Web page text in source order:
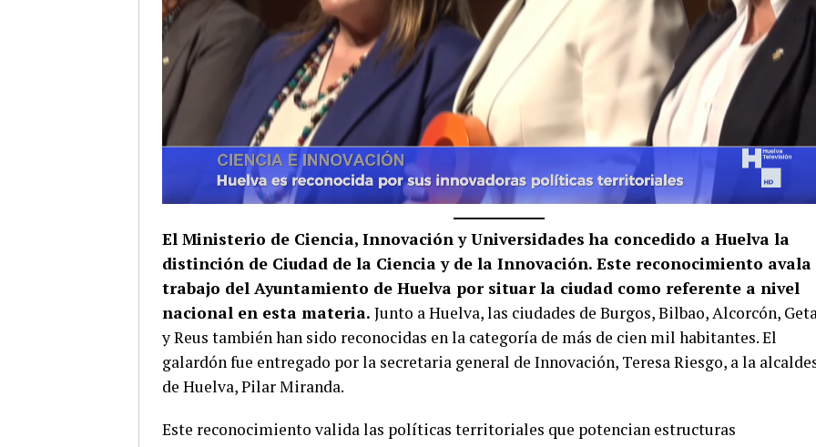
El Ministerio de Ciencia, Innovación y Universidades ha concedido a Huelva la
distinción de Ciudad de la Ciencia y de la Innovación. Este reconocimiento avala
trabajo del Ayuntamiento de Huelva por situar la ciudad como referente a nivel
nacional en esta materia. Junto a Huelva, las ciudades de Burgos, Bilbao, Alcorcón,
y Reus también han sido reconocidas en la categoría de más de cien mil habitantes. El
galardón fue entregado por la secretaria general de Innovación, Teresa Riesgo, a la
de Huelva, Pilar Miranda.
Este reconocimiento valida las políticas territoriales que potencian estructuras